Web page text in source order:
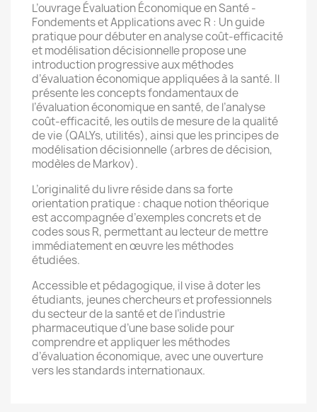
L’ouvrage Évaluation Économique en Santé -
Fondements et Applications avec R : Un guide
pratique pour débuter en analyse coût-efficacité
et modélisation décisionnelle propose une
introduction progressive aux méthodes
d’évaluation économique appliquées à la santé. Il
présente les concepts fondamentaux de
l’évaluation économique en santé, de l’analyse
coût-efficacité, les outils de mesure de la qualité
de vie (QALYs, utilités), ainsi que les principes de
modélisation décisionnelle (arbres de décision,
modèles de Markov).
L’originalité du livre réside dans sa forte
orientation pratique : chaque notion théorique
est accompagnée d’exemples concrets et de
codes sous R, permettant au lecteur de mettre
immédiatement en œuvre les méthodes
étudiées.
Accessible et pédagogique, il vise à doter les
étudiants, jeunes chercheurs et professionnels
du secteur de la santé et de l’industrie
pharmaceutique d’une base solide pour
comprendre et appliquer les méthodes
d’évaluation économique, avec une ouverture
vers les standards internationaux.